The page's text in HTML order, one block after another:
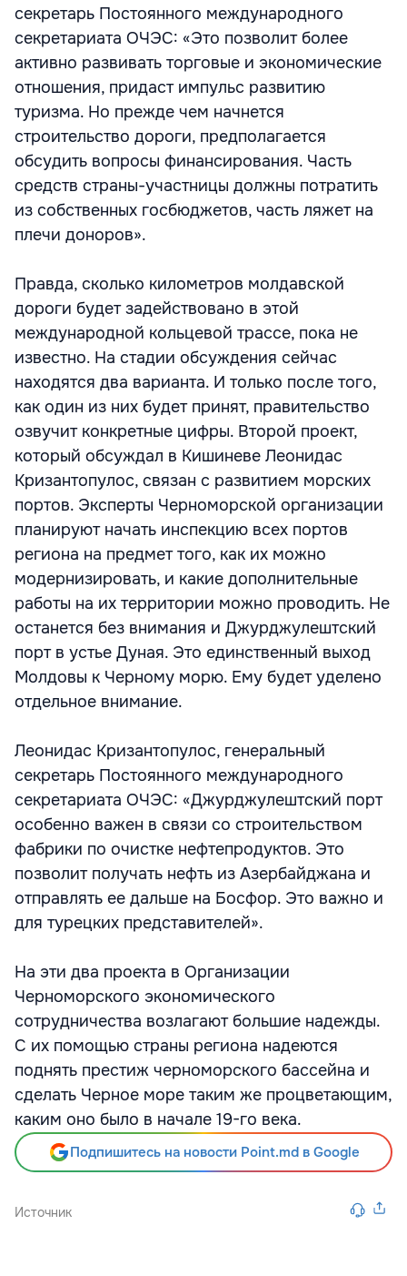
секретарь Постоянного международного
секретариата ОЧЭС: «Это позволит более
активно развивать торговые и экономические
отношения, придаст импульс развитию
туризма. Но прежде чем начнется
строительство дороги, предполагается
обсудить вопросы финансирования. Часть
средств страны-участницы должны потратить
из собственных госбюджетов, часть ляжет на
плечи доноров».
Правда, сколько километров молдавской
дороги будет задействовано в этой
международной кольцевой трассе, пока не
известно. На стадии обсуждения сейчас
находятся два варианта. И только после того,
как один из них будет принят, правительство
озвучит конкретные цифры. Второй проект,
который обсуждал в Кишиневе Леонидас
Кризантопулос, связан с развитием морских
портов. Эксперты Черноморской организации
планируют начать инспекцию всех портов
региона на предмет того, как их можно
модернизировать, и какие дополнительные
работы на их территории можно проводить. Не
останется без внимания и Джурджулештский
порт в устье Дуная. Это единственный выход
Молдовы к Черному морю. Ему будет уделено
отдельное внимание.
Леонидас Кризантопулос, генеральный
секретарь Постоянного международного
секретариата ОЧЭС: «Джурджулештский порт
особенно важен в связи со строительством
фабрики по очистке нефтепродуктов. Это
позволит получать нефть из Азербайджана и
отправлять ее дальше на Босфор. Это важно и
для турецких представителей».
На эти два проекта в Организации
Черноморского экономического
сотрудничества возлагают большие надежды.
С их помощью страны региона надеются
поднять престиж черноморского бассейна и
сделать Черное море таким же процветающим,
каким оно было в начале 19-го века.
Подпишитесь на новости Point.md в Google
Источник